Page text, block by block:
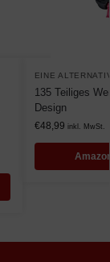
EINE
135 Teiliges
Design
€48,99 inkl. MwSt.